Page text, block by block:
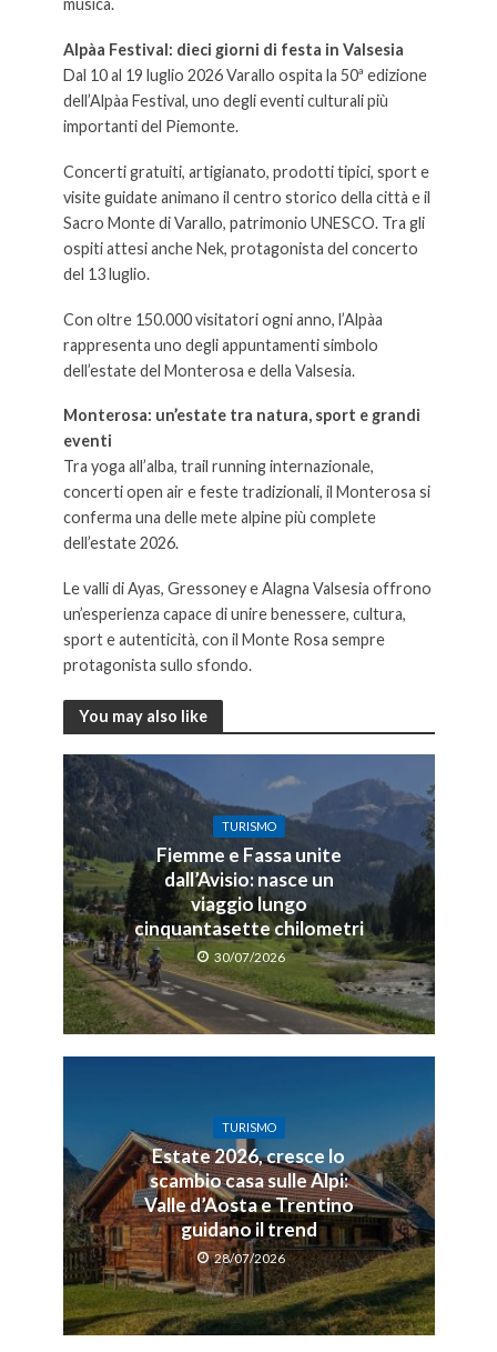
Alpàa Festival: dieci giorni di festa in Valsesia
Dal 10 al 19 luglio 2026 Varallo ospita la 50ª edizione
dell’Alpàa Festival, uno degli eventi culturali più
importanti del Piemonte.
Concerti gratuiti, artigianato, prodotti tipici, sport e
visite guidate animano il centro storico della città e il
Sacro Monte di Varallo, patrimonio UNESCO. Tra gli
ospiti attesi anche Nek, protagonista del concerto
del 13 luglio.
Con oltre 150.000 visitatori ogni anno, l’Alpàa
rappresenta uno degli appuntamenti simbolo
dell’estate del Monterosa e della Valsesia.
Monterosa: un’estate tra natura, sport e grandi
eventi
Tra yoga all’alba, trail running internazionale,
concerti open air e feste tradizionali, il Monterosa si
conferma una delle mete alpine più complete
dell’estate 2026.
Le valli di Ayas, Gressoney e Alagna Valsesia offrono
un’esperienza capace di unire benessere, cultura,
sport e autenticità, con il Monte Rosa sempre
protagonista sullo sfondo.
You may also like
TURISMO
Fiemme e Fassa unite
dall’Avisio: nasce un
viaggio lungo
cinquantasette chilometri
30/07/2026
TURISMO
Estate 2026, cresce lo
scambio casa sulle Alpi:
Valle d’Aosta e Trentino
guidano il trend
28/07/2026